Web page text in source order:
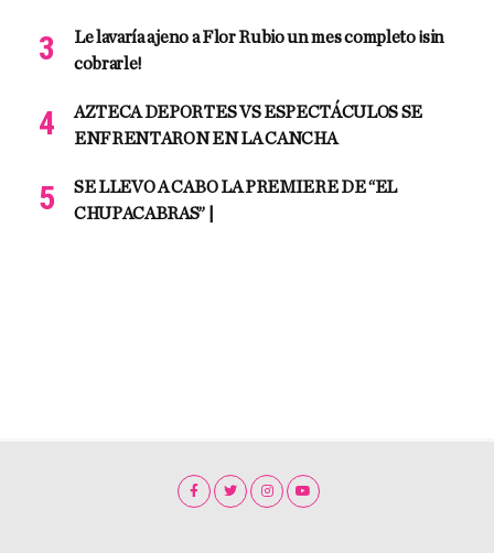
Le lavaría ajeno a Flor Rubio un mes completo ¡sin
cobrarle!
AZTECA DEPORTES VS ESPECTÁCULOS SE
ENFRENTARON EN LA CANCHA
SE LLEVO A CABO LA PREMIERE DE “EL
CHUPACABRAS” |